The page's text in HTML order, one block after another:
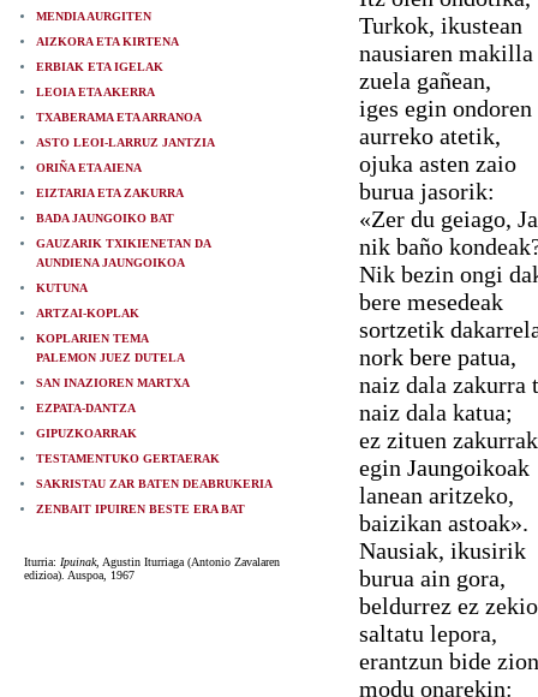
MENDIA AURGITEN
AIZKORA ETA KIRTENA
ERBIAK ETA IGELAK
LEOIA ETA AKERRA
TXABERAMA ETA ARRANOA
ASTO LEOI-LARRUZ JANTZIA
ORIÑA ETA AIENA
EIZTARIA ETA ZAKURRA
BADA JAUNGOIKO BAT
GAUZARIK TXIKIENETAN DA
AUNDIENA JAUNGOIKOA
KUTUNA
ARTZAI-KOPLAK
KOPLARIEN TEMA
PALEMON JUEZ DUTELA
SAN INAZIOREN MARTXA
EZPATA-DANTZA
GIPUZKOARRAK
TESTAMENTUKO GERTAERAK
SAKRISTAU ZAR BATEN DEABRUKERIA
ZENBAIT IPUIREN BESTE ERA BAT
Iturria: Ipuinak, Agustin Iturriaga (Antonio Zavalaren
edizioa). Auspoa, 1967
Turkok, ikustean
nausiaren makilla
zuela gañean,
iges egin ondoren
aurreko atetik,
ojuka asten zaio
burua jasorik:
«Zer du geiago,
nik baño
Nik bezin ongi
bere mesedeak
sortzetik
nork bere patua,
naiz dala zakurra
naiz dala katua;
ez zituen zakurrak
egin Jaungoikoak
lanean aritzeko,
baizikan astoak».
Nausiak, ikusirik
burua ain gora,
beldurrez ez
saltatu lepora,
erantzun bide zion
modu onarekin: